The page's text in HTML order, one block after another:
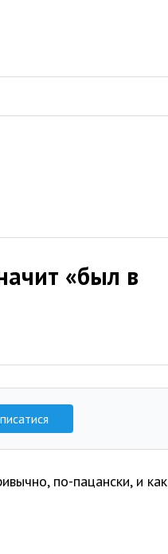
«был в
по-пацански, и как